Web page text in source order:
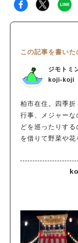
この記事を書い
ジモトミ
koji-koji
柏市在住。四季折
行事、メジャー
どを巡ったりす
を借りて野菜や花